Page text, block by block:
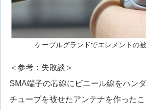
ケーブルグランドでエレメントの
＜参考：失敗談＞
SMA端子の芯線にビニール線をハン
チューブを被せたアンテナを作ったこ